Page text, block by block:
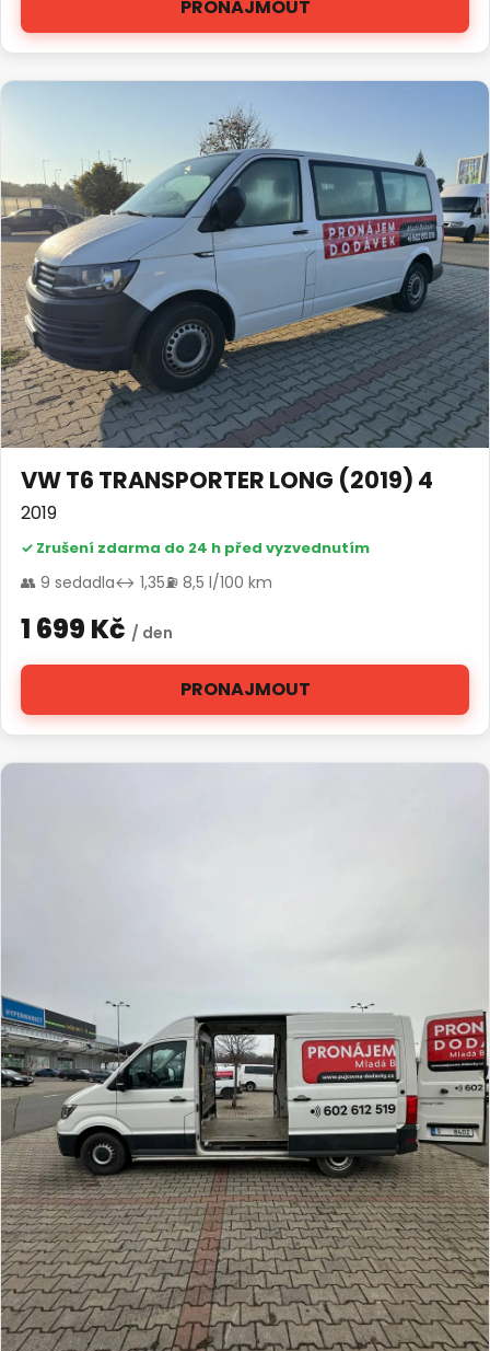
PRONAJMOUT
VW T6 TRANSPORTER LONG (2019) 4
2019
✓ Zrušení zdarma do 24 h před vyzvednutím
👥 9 sedadla↔ 1,35⛽ 8,5 l/100 km
1 699 Kč / den
PRONAJMOUT